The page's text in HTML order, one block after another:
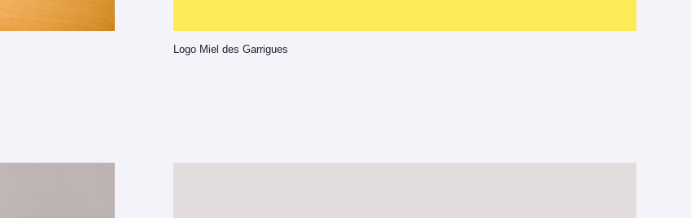
Logo Miel des Garrigues